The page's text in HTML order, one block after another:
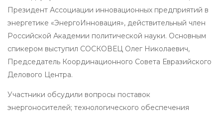
Президент Ассоциации инновационных предприятий в
энергетике «ЭнергоИнновация», действительный член
Российской Академии политической науки. Основным
спикером выступил СОСКОВЕЦ Олег Николаевич,
Председатель Координационного Совета Евразийского
Делового Центра.
Участники обсудили вопросы поставок
энергоносителей; технологического обеспечения